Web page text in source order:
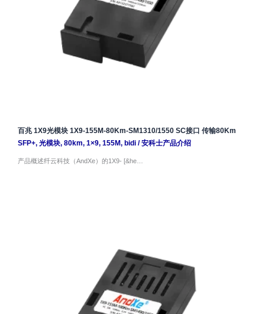
百兆 1X9光模块 1X9-155M-80Km-SM1310/1550 SC接口 传输80Km
SFP+, 光模块, 80km, 1×9, 155M, bidi/安科士产品介绍
产品概述纤云科技（AndXe）的1X9- [&he…